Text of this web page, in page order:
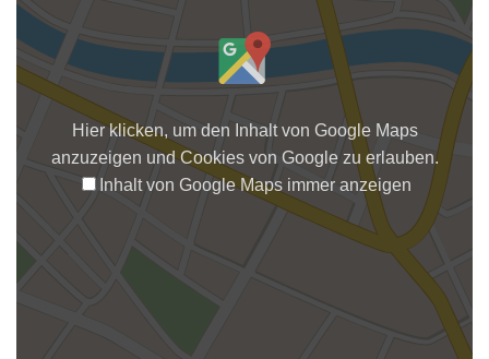
Hier klicken, um den Inhalt von Google Maps
anzuzeigen und Cookies von Google zu erlauben.
Inhalt von Google Maps immer anzeigen